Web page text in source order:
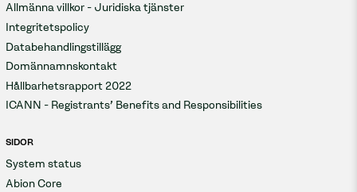
Allmänna villkor - Juridiska tjänster
Integritetspolicy
Databehandlingstillägg
Domännamnskontakt
Hållbarhetsrapport 2022
ICANN - Registrants' Benefits and Responsibilities
SIDOR
System status
Abion Core